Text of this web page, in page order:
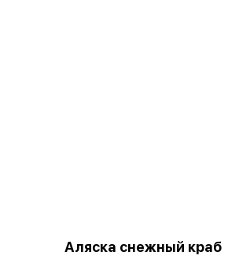
Аляска снежный краб